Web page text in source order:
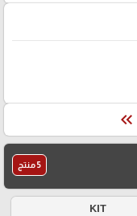
keyboard_double_arrow_left
5 منتج
KIT